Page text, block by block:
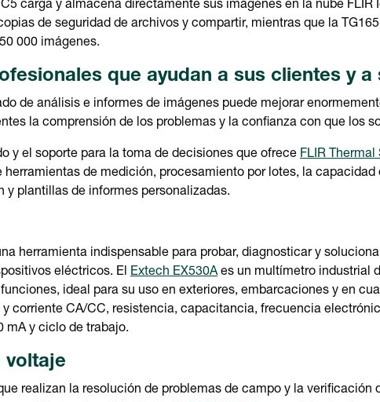
carga y almacena directamente sus imágenes en la nube
de seguridad de archivos y compartir, mientras que la
000 imágenes.
que ayudan a sus clientes y a
de análisis e informes de imágenes puede mejorar
la comprensión de los problemas y la confianza con que los
y el soporte para la toma de decisiones que ofrece FLIR Thermal
herramientas de medición, procesamiento por lotes, la
y plantillas de informes personalizadas.
herramienta indispensable para probar, diagnosticar y
eléctricos. El Extech EX530Aes un multímetro industrial
ideal para su uso en exteriores, embarcaciones y en
corriente CA/CC, resistencia, capacitancia, frecuencia
mA y ciclo de trabajo.
voltaje
realizan la resolución de problemas de campo y la verificación